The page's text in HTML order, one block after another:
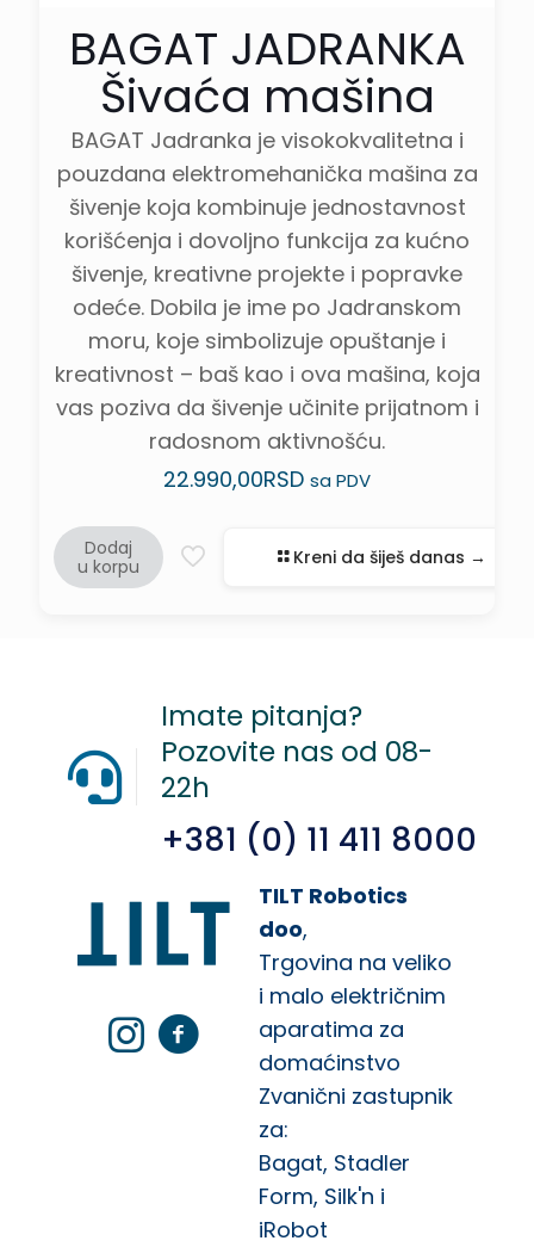
BAGAT JADRANKA
Šivaća mašina
BAGAT Jadranka je visokokvalitetna i
pouzdana elektromehanička mašina za
šivenje koja kombinuje jednostavnost
korišćenja i dovoljno funkcija za kućno
šivenje, kreativne projekte i popravke
odeće. Dobila je ime po Jadranskom
moru, koje simbolizuje opuštanje i
kreativnost – baš kao i ova mašina, koja
vas poziva da šivenje učinite prijatnom i
radosnom aktivnošću.
22.990,00RSD sa PDV
Dodaj
u korpu
Kreni da šiješ danas →
Imate pitanja?
Pozovite nas od 08-
22h
+381 (0) 11 411 8000
TILT Robotics
doo,
Trgovina na veliko
i malo električnim
aparatima za
domaćinstvo
Zvanični zastupnik
za:
Bagat, Stadler
Form, Silk'n i
iRobot